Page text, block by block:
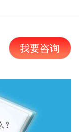
我要咨询